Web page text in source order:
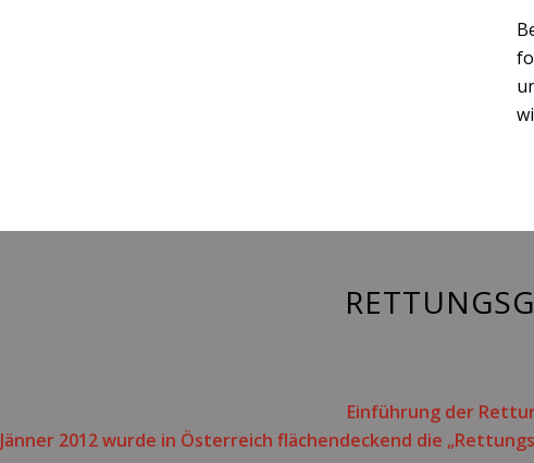
Einführung der
2012 wurde in Österreich flächendeckend die